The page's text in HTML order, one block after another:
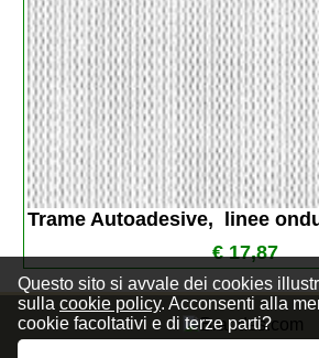
Questo sito si avvale dei cookies
sulla cookie policy. Acconsenti alla
cookie facoltativi e di terze parti?
Trame Autoadesive,  linee
€ 17,87